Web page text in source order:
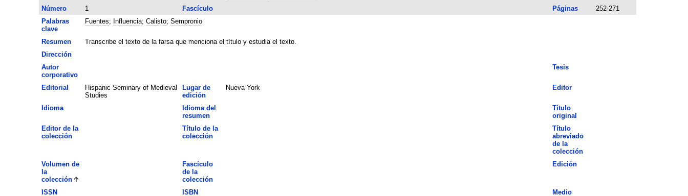
Número 1 Fascículo Páginas
252-271
Palabras
clave
Fuentes; Influencia; Calisto; Sempronio
Resumen
Transcribe el texto de la farsa que menciona el título y estudia el texto.
Dirección
Autor
corporativo
Tesis
Editorial
Hispanic Seminary of Medieval
Studies
Lugar de
edición
Nueva York Editor
Idioma
Idioma del
resumen
Título
original
Editor de la
colección
Título de la
colección
Título
abreviado
de la
colección
Volumen de
la
colección
Fascículo
de la
colección
Edición
ISSN ISBN
Medio